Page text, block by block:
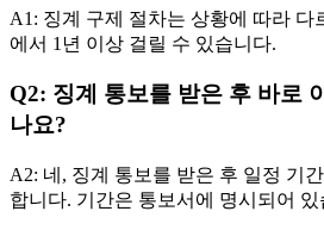
A1: 징계 구제 절차는 상황에 따라 다
에서 1년 이상 걸릴 수 있습니다.
Q2: 징계 통보를 받은 후 바로
나요?
A2: 네, 징계 통보를 받은 후 일정 기
합니다. 기간은 통보서에 명시되어 있